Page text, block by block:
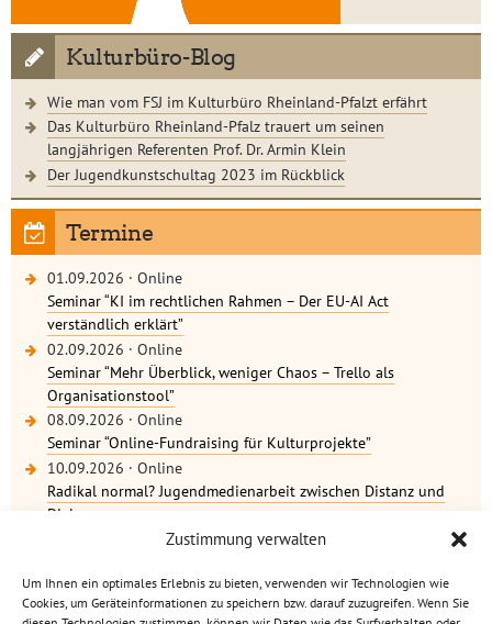
Zustimmung verwalten
Um Ihnen ein optimales Erlebnis zu bieten, verwenden wir Technologien wie
Cookies, um Geräteinformationen zu speichern bzw. darauf zuzugreifen. Wenn Sie
Kulturbüro-Blog
Wie man vom FSJ im Kulturbüro Rheinland-Pfalzt erfährt
Das Kulturbüro Rheinland-Pfalz trauert um seinen
langjährigen Referenten Prof. Dr. Armin Klein
Der Jugendkunstschultag 2023 im Rückblick
Termine
01.09.2026 · Online
Seminar “KI im rechtlichen Rahmen – Der EU-AI Act
verständlich erklärt”
02.09.2026 · Online
Seminar “Mehr Überblick, weniger Chaos – Trello als
Organisationstool”
08.09.2026 · Online
Seminar “Online-Fundraising für Kulturprojekte”
10.09.2026 · Online
Radikal normal? Jugendmedienarbeit zwischen Distanz und
Dialog